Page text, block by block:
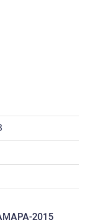
2015